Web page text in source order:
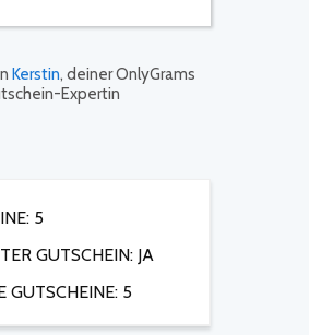
Kerstin, deiner OnlyGrams
Expertin
5
GUTSCHEIN: JA
GUTSCHEINE: 5